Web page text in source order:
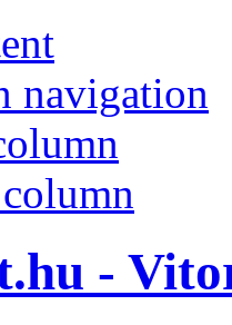
navigation
-